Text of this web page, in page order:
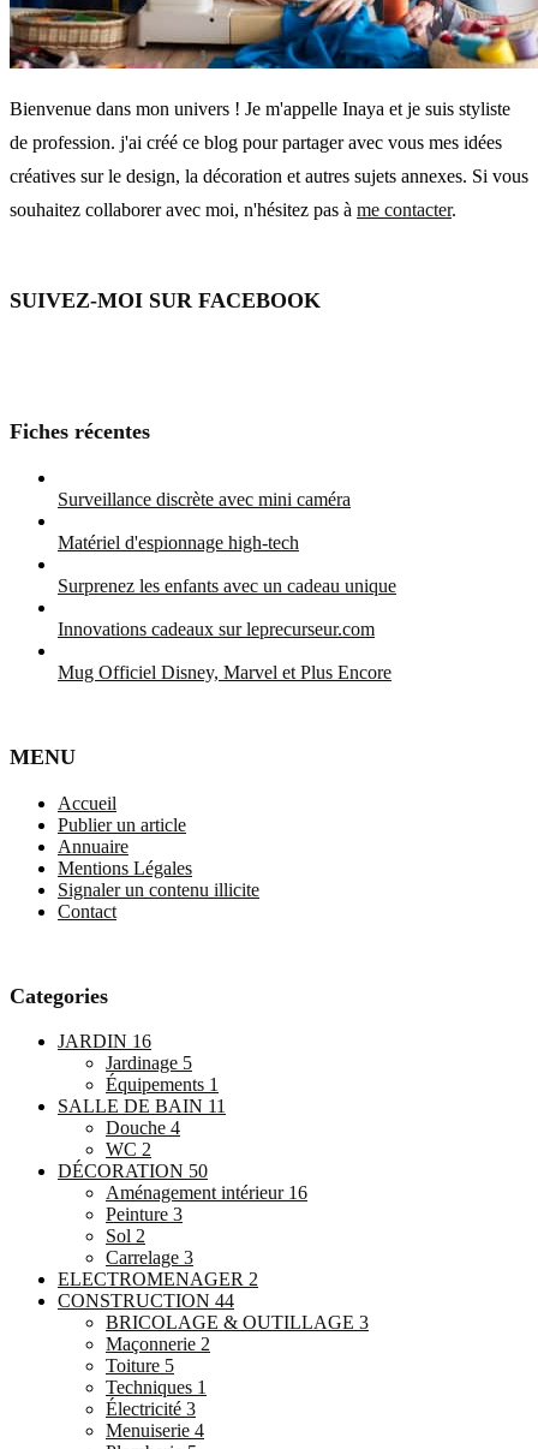
Bienvenue dans mon univers ! Je m'appelle Inaya et je suis styliste
de profession. j'ai créé ce blog pour partager avec vous mes idées
créatives sur le design, la décoration et autres sujets annexes. Si vous
souhaitez collaborer avec moi, n'hésitez pas à me contacter.
SUIVEZ-MOI SUR FACEBOOK
Fiches récentes
Surveillance discrète avec mini caméra
Matériel d'espionnage high-tech
Surprenez les enfants avec un cadeau unique
Innovations cadeaux sur leprecurseur.com
Mug Officiel Disney, Marvel et Plus Encore
MENU
Accueil
Publier un article
Annuaire
Mentions Légales
Signaler un contenu illicite
Contact
Categories
JARDIN 16
Jardinage 5
Équipements 1
SALLE DE BAIN 11
Douche 4
WC 2
DÉCORATION 50
Aménagement intérieur 16
Peinture 3
Sol 2
Carrelage 3
ELECTROMENAGER 2
CONSTRUCTION 44
BRICOLAGE & OUTILLAGE 3
Maçonnerie 2
Toiture 5
Techniques 1
Électricité 3
Menuiserie 4